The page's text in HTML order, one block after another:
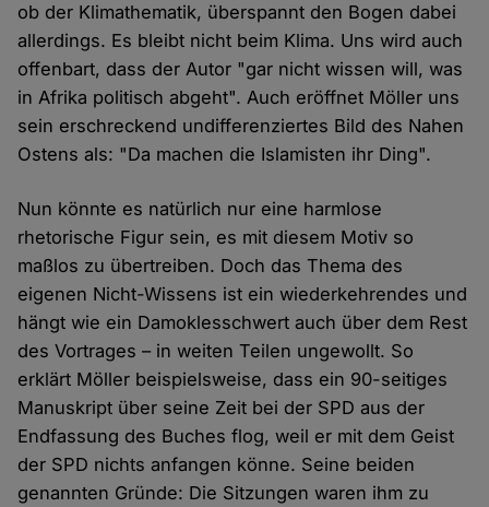
ob der Klimathematik, überspannt den Bogen dabei
allerdings. Es bleibt nicht beim Klima. Uns wird auch
offenbart, dass der Autor "gar nicht wissen will, was
in Afrika politisch abgeht". Auch eröffnet Möller uns
sein erschreckend undifferenziertes Bild des Nahen
Ostens als: "Da machen die Islamisten ihr Ding".
Nun könnte es natürlich nur eine harmlose
rhetorische Figur sein, es mit diesem Motiv so
maßlos zu übertreiben. Doch das Thema des
eigenen Nicht-Wissens ist ein wiederkehrendes und
hängt wie ein Damoklesschwert auch über dem Rest
des Vortrages – in weiten Teilen ungewollt. So
erklärt Möller beispielsweise, dass ein 90-seitiges
Manuskript über seine Zeit bei der SPD aus der
Endfassung des Buches flog, weil er mit dem Geist
der SPD nichts anfangen könne. Seine beiden
genannten Gründe: Die Sitzungen waren ihm zu